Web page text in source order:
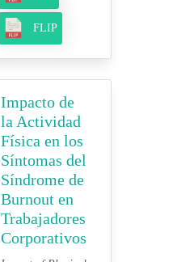
FLIP
Impacto de
la Actividad
Física en los
Síntomas del
Síndrome de
Burnout en
Trabajadores
Corporativos